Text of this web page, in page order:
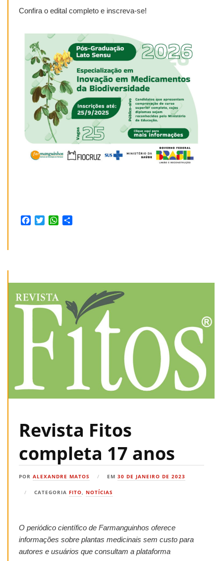
Confira o edital completo e inscreva-se!
Facebook
TwitterWhatsApp
Revista Fitos
completa 17 anos
POR ALEXANDRE MATOS EM 30 DE JANEIRO DE 2023
CATEGORIA FITO, NOTÍCIAS
O periódico científico de Farmanguinhos oferece
informações sobre plantas medicinais sem custo para
autores e usuários que consultam a plataforma